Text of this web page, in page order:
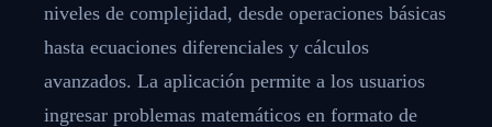
niveles de complejidad, desde operaciones básicas
hasta ecuaciones diferenciales y cálculos
avanzados. La aplicación permite a los usuarios
ingresar problemas matemáticos en formato de